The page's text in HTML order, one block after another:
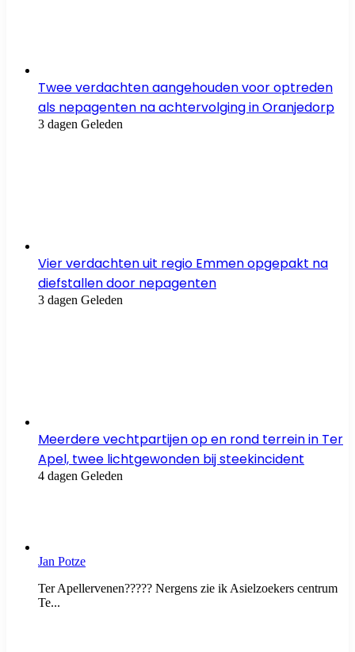
Twee verdachten aangehouden voor optreden
als nepagenten na achtervolging in Oranjedorp
3 dagen Geleden
Vier verdachten uit regio Emmen opgepakt na
diefstallen door nepagenten
3 dagen Geleden
Meerdere vechtpartijen op en rond terrein in Ter
Apel, twee lichtgewonden bij steekincident
4 dagen Geleden
Jan Potze
Ter Apellervenen????? Nergens zie ik Asielzoekers centrum
Te...